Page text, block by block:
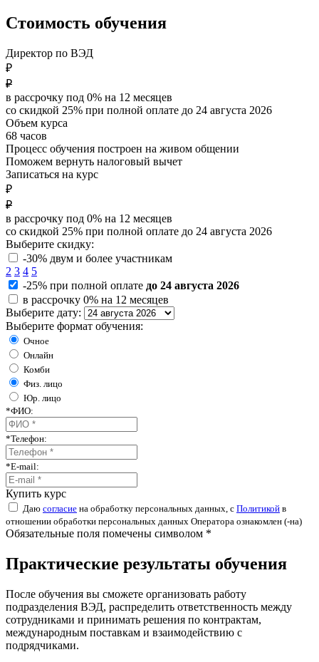
Стоимость обучения
Директор по ВЭД
₽
₽
в рассрочку под 0% на 12 месяцев
со скидкой 25% при полной оплате до 24 августа 2026
Объем курса
68 часов
Процесс обучения построен на живом общении
Поможем вернуть налоговый вычет
Записаться на курс
₽
₽
в рассрочку под 0% на 12 месяцев
со скидкой 25% при полной оплате до 24 августа 2026
Выберите скидку:
-30% двум и более участникам
2 3 4 5
-25% при полной оплате до 24 августа 2026
в рассрочку 0% на 12 месяцев
Выберите дату:
Выберите формат обучения:
Очное
Онлайн
Комби
Физ. лицо
Юр. лицо
*ФИО:
*Телефон:
*E-mail:
Купить курс
Даю согласие на обработку персональных данных, с Политикой в
отношении обработки персональных данных Оператора ознакомлен (-на)
Обязательные поля помечены символом *
Практические результаты обучения
После обучения вы сможете организовать работу
подразделения ВЭД, распределить ответственность между
сотрудниками и принимать решения по контрактам,
международным поставкам и взаимодействию с
подрядчиками.